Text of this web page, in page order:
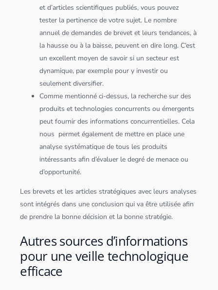
et d’articles scientifiques publiés, vous pouvez
tester la pertinence de votre sujet. Le nombre
annuel de demandes de brevet et leurs tendances, à
la hausse ou à la baisse, peuvent en dire long. C’est
un excellent moyen de savoir si un secteur est
dynamique, par exemple pour y investir ou
seulement diversifier.
Comme mentionné ci-dessus, la recherche sur des
produits et technologies concurrents ou émergents
peut fournir des informations concurrentielles. Cela
nous permet également de mettre en place une
analyse systématique de tous les produits
intéressants afin d’évaluer le degré de menace ou
d’opportunité.
Les brevets et les articles stratégiques avec leurs analyses
sont intégrés dans une conclusion qui va être utilisée afin
de prendre la bonne décision et la bonne stratégie.
Autres sources d’informations
pour une veille technologique
efficace